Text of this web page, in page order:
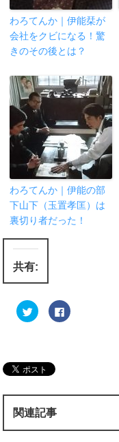
わろてんか｜伊能栞が
会社をクビになる！驚
きのその後とは？
わろてんか｜伊能の部
下山下（玉置孝匡）は
裏切り者だった！
共有:
ク
リ
w
i
e
r
で
有
F
a
す
ク
関連記事